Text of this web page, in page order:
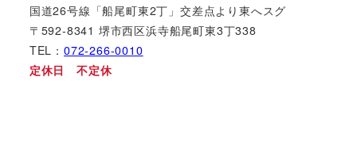
国道26号線「船尾町東2丁」交差点より東へスグ
〒592-8341 堺市西区浜寺船尾町東3丁338
TEL： 072-266-0010
定休日 不定休